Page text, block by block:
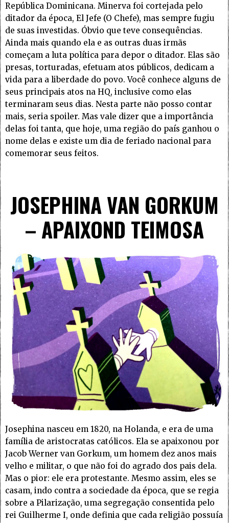
República Dominicana. Minerva foi cortejada pelo
ditador da época, El Jefe (O Chefe), mas sempre fugiu
de suas investidas. Óbvio que teve consequências.
Ainda mais quando ela e as outras duas irmãs
começam a luta política para depor o ditador. Elas são
presas, torturadas, efetuam atos públicos, dedicam a
vida para a liberdade do povo. Você conhece alguns de
seus principais atos na HQ, inclusive como elas
terminaram seus dias. Nesta parte não posso contar
mais, seria spoiler. Mas vale dizer que a importância
delas foi tanta, que hoje, uma região do país ganhou o
nome delas e existe um dia de feriado nacional para
comemorar seus feitos.
JOSEPHINA VAN GORKUM
– APAIXOND TEIMOSA
Josephina nasceu em 1820, na Holanda, e era de uma
família de aristocratas católicos. Ela se apaixonou por
Jacob Werner van Gorkum, um homem dez anos mais
velho e militar, o que não foi do agrado dos pais dela.
Mas o pior: ele era protestante. Mesmo assim, eles se
casam, indo contra a sociedade da época, que se regia
sobre a Pilarização, uma segregação consentida pelo
rei Guilherme I, onde definia que cada religião possuía